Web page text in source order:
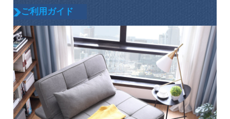
ご利用ガイド